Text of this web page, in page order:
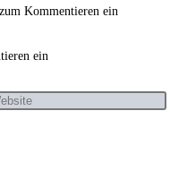
Kommentieren ein
ein